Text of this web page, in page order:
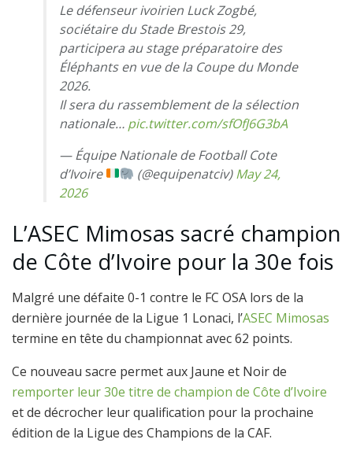
Le défenseur ivoirien Luck Zogbé,
sociétaire du Stade Brestois 29,
participera au stage préparatoire des
Éléphants en vue de la Coupe du Monde
2026.
Il sera du rassemblement de la sélection
nationale… pic.twitter.com/sfOfJ6G3bA
— Équipe Nationale de Football Cote
d’Ivoire
(@equipenatciv)May 24,
2026
L’ASEC Mimosas sacré champion
de Côte d’Ivoire pour la 30e fois
Malgré une défaite 0-1 contre le FC OSA lors de la
dernière journée de la Ligue 1 Lonaci, l’ASEC Mimosas
termine en tête du championnat avec 62 points.
Ce nouveau sacre permet aux Jaune et Noir de
remporter leur 30e titre de champion de Côte d’Ivoire
et de décrocher leur qualification pour la prochaine
édition de la Ligue des Champions de la CAF.